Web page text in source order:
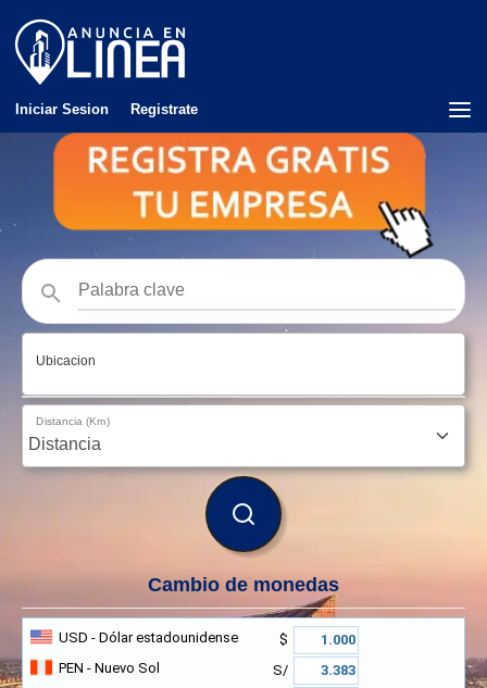
Iniciar Sesion Registrate
Ubicacion
Distancia (Km)
BUSCAR
Cambio de monedas
USD - Dólar estadounidense
$
PEN - Nuevo Sol
S/